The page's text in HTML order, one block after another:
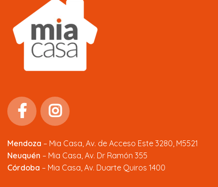
Mendoza – Mia Casa, Av. de Acceso Este 3280, M5521
Neuquén – Mia Casa, Av. Dr Ramón 355
Córdoba – Mia Casa, Av. Duarte Quiros 1400